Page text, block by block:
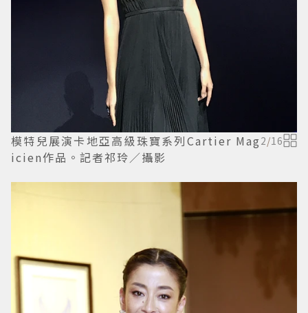
模特兒展演卡地亞高級珠寶系列Cartier Mag
icien作品。記者祁玲／攝影
2/16